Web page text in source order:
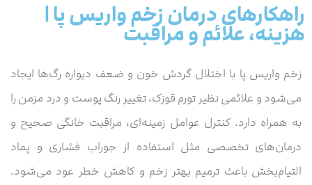
راهکارهای درمان زخم واریس پا |
هزینه، علائم و مراقبت
زخم واریس پا با اختلال گردش خون و ضعف دیواره رگ‌ها ایجاد
می‌شود و علائمی نظیر تورم قوزک، تغییر رنگ پوست و درد مزمن را
به همراه دارد. کنترل عوامل زمینه‌ای، مراقبت خانگی صحیح و
درمان‌های تخصصی مثل استفاده از جوراب فشاری و پماد
التیام‌بخش باعث ترمیم بهتر زخم و کاهش خطر عود می‌شود.